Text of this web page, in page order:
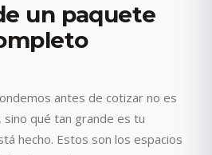
un paquete
antes de cotizar no es
sino qué tan grande es tu
hecho. Estos son los espacios